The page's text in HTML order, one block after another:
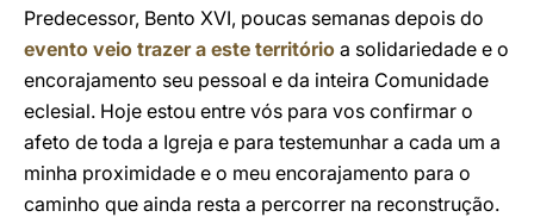
Predecessor, Bento XVI, poucas semanas depois do
evento veio trazer a este território a solidariedade e o
encorajamento seu pessoal e da inteira Comunidade
eclesial. Hoje estou entre vós para vos confirmar o
afeto de toda a Igreja e para testemunhar a cada um a
minha proximidade e o meu encorajamento para o
caminho que ainda resta a percorrer na reconstrução.